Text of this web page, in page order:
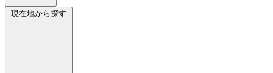
現在地から探す